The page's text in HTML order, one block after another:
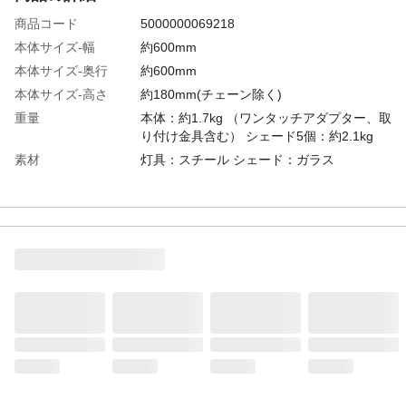
商品コード
5000000069218
本体サイズ-幅
約600mm
本体サイズ-奥行
約600mm
本体サイズ-高さ
約180mm(チェーン除く)
重量
本体：約1.7kg （ワンタッチアダプター、取
り付け金具含む） シェード5個：約2.1kg
素材
灯具：スチール シェード：ガラス
使用電球
LED電球 E26/合計75Wまで(15W×5) 白熱電
球 E26/合計300Wまで(60W×5)